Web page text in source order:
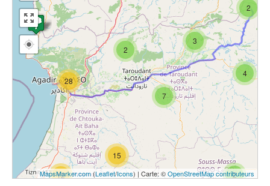
2
3
2
12 2
15
28
4
7
MapsMarker.com(Leaflet/Icons) | Carte: ©OpenStreetMap contributeurs